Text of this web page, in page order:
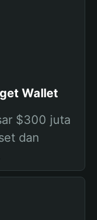
Wallet
$300 juta
dan